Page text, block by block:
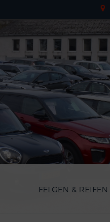
FELGEN & REIFEN